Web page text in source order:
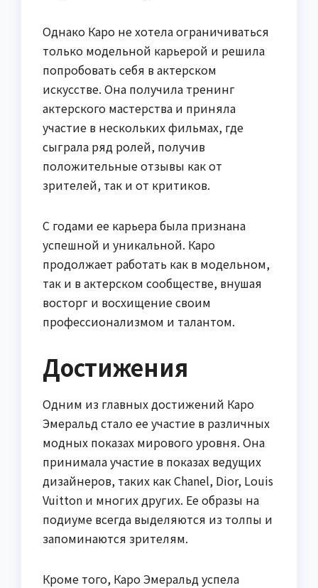
Однако Каро не хотела ограничиваться
только модельной карьерой и решила
попробовать себя в актерском
искусстве. Она получила тренинг
актерского мастерства и приняла
участие в нескольких фильмах, где
сыграла ряд ролей, получив
положительные отзывы как от
зрителей, так и от критиков.
С годами ее карьера была признана
успешной и уникальной. Каро
продолжает работать как в модельном,
так и в актерском сообществе, внушая
восторг и восхищение своим
профессионализмом и талантом.
Достижения
Одним из главных достижений Каро
Эмеральд стало ее участие в различных
модных показах мирового уровня. Она
принимала участие в показах ведущих
дизайнеров, таких как Chanel, Dior, Louis
Vuitton и многих других. Ее образы на
подиуме всегда выделяются из толпы и
запоминаются зрителям.
Кроме того, Каро Эмеральд успела